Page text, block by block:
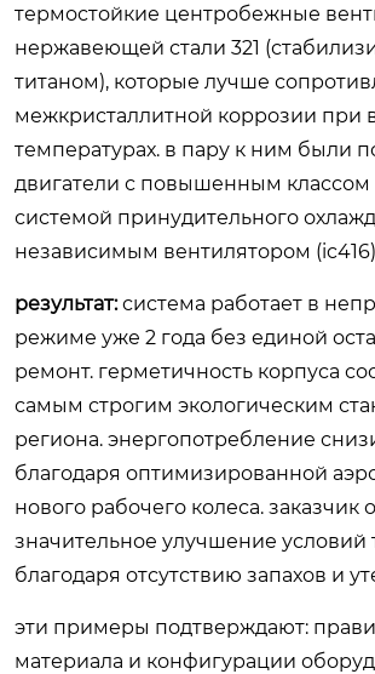
термостойкие центробежные
нержавеющей стали 321
титаном), которые лучше
межкристаллитной коррозии при
температурах. в пару к ним были
двигатели с повышенным классом
системой принудительного
независимым вентилятором
результат:система работает в
режиме уже 2 года без единой
ремонт. герметичность корпуса
самым строгим экологическим
региона. энергопотребление
благодаря оптимизированной
нового рабочего колеса. заказчик
значительное улучшение условий
благодаря отсутствию запахов и
эти примеры подтверждают:
материала и конфигурации